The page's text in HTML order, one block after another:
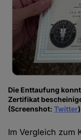
Die Enttaufung
Zertifikat
(Screenshot:Twitter)
Im Vergleich zum